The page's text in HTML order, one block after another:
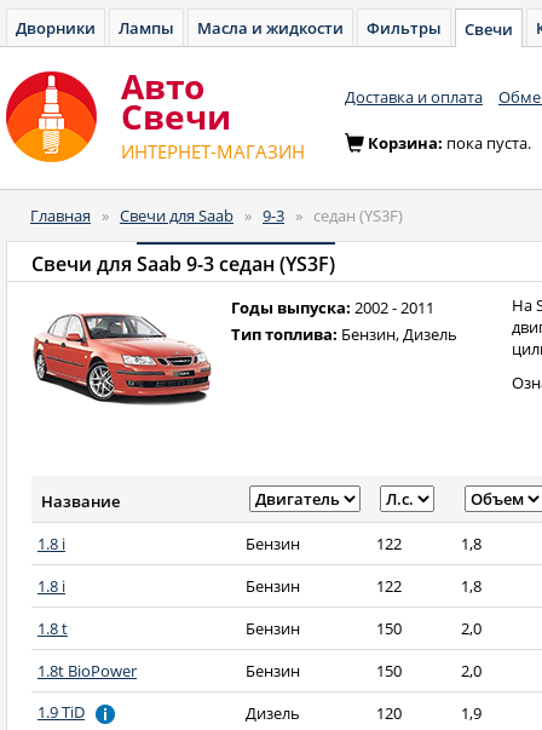
Дворники Лампы Масла и жидкости Фильтры Свечи
Авто
Cвечи
ИНТЕРНЕТ-МАГАЗИН
Доставка и оплата
Корзина: пока пуста.
Главная » Свечи для Saab » 9-3 » седан (YS3F)
Свечи для Saab 9-3 седан (YS3F)
Годы выпуска: 2002 - 2011
Тип топлива: Бензин, Дизель
На
Название
1.8 i
Бензин 122
1,8
1.8 i
Бензин 122
1,8
1.8 t
Бензин 150
2,0
1.8t BioPower
Бензин 150
2,0
1.9 TiD
Дизель 120
1,9